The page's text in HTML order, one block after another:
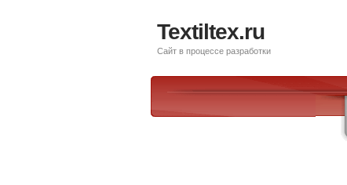
Textiltex.ru
Сайт в процессе разработки